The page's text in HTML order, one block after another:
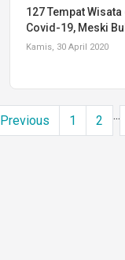
127 Tempat
Covid-19, Meski
Kamis, 30 April 2020
Previous 1 2 ...